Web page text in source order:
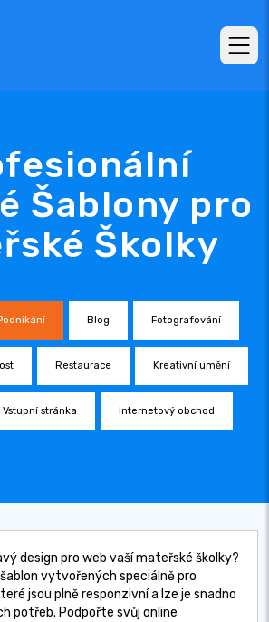
Šablony pro
Školky
Blog Fotografování
Restaurace Kreativní umění
Vstupní stránka Internetový obchod
design pro web vaší mateřské školky?
vytvořených speciálně pro
jsou plně responzivní a lze je snadno
potřeb. Podpořte svůj online